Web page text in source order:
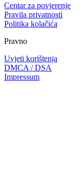
Centar za povjerenje
Pravila privatnosti
Politika kolačića
Pravno
Uvjeti korištenja
DMCA / DSA
Impressum